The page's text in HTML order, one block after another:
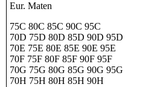
Eur. Maten
75C 80C 85C 90C 95C
70D 75D 80D 85D 90D 95D
70E 75E 80E 85E 90E 95E
70F 75F 80F 85F 90F 95F
70G 75G 80G 85G 90G 95G
70H 75H 80H 85H 90H